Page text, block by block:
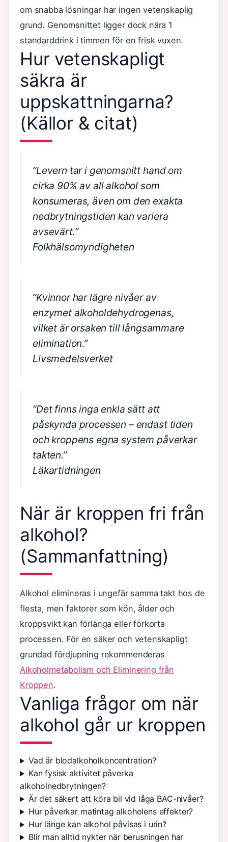
om snabba lösningar har ingen vetenskaplig
grund. Genomsnittet ligger dock nära 1
standarddrink i timmen för en frisk vuxen.
Hur vetenskapligt
säkra är
uppskattningarna?
(Källor & citat)
”Levern tar i genomsnitt hand om
cirka 90% av all alkohol som
konsumeras, även om den exakta
nedbrytningstiden kan variera
avsevärt.”
Folkhälsomyndigheten
”Kvinnor har lägre nivåer av
enzymet alkoholdehydrogenas,
vilket är orsaken till långsammare
elimination.”
Livsmedelsverket
”Det finns inga enkla sätt att
påskynda processen – endast tiden
och kroppens egna system påverkar
takten.”
Läkartidningen
När är kroppen fri från
alkohol?
(Sammanfattning)
Alkohol elimineras i ungefär samma takt hos de
flesta, men faktorer som kön, ålder och
kroppsvikt kan förlänga eller förkorta
processen. För en säker och vetenskapligt
grundad fördjupning rekommenderas
Alkoholmetabolism och Eliminering från
Kroppen.
Vanliga frågor om när
alkohol går ur kroppen
Vad är blodalkoholkoncentration?
Kan fysisk aktivitet påverka
alkoholnedbrytningen?
Är det säkert att köra bil vid låga BAC-nivåer?
Hur påverkar matintag alkoholens effekter?
Hur länge kan alkohol påvisas i urin?
Blir man alltid nykter när berusningen har